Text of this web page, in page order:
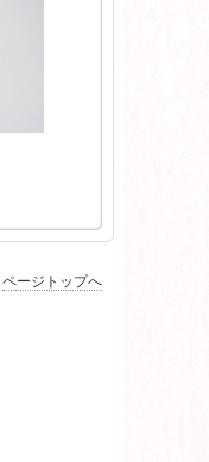
ページトップへ